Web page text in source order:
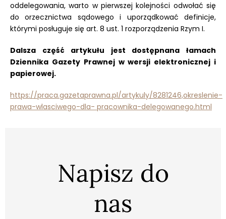
oddelegowania, warto w pierwszej kolejności odwołać się
do orzecznictwa sądowego i uporządkować definicje,
którymi posługuje się art. 8 ust. 1 rozporządzenia Rzym I.
Dalsza część artykułu jest dostępnana łamach
Dziennika Gazety Prawnej w wersji elektronicznej i
papierowej.
https://praca.gazetaprawna.pl/artykuly/8281246,okreslenie-
prawa-wlasciwego-dla- pracownika-delegowanego.html
Napisz do
nas